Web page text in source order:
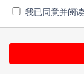
我已同意并阅读